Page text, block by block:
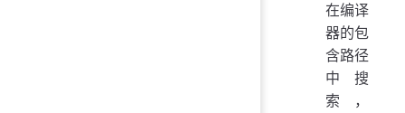
在编译
器的包
含路径
中搜
索，